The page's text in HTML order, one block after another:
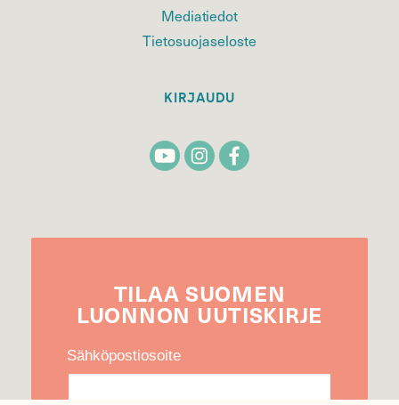
Mediatiedot
Tietosuojaseloste
KIRJAUDU
TILAA SUOMEN
LUONNON UUTIS­KIRJE
Sähköpostiosoite